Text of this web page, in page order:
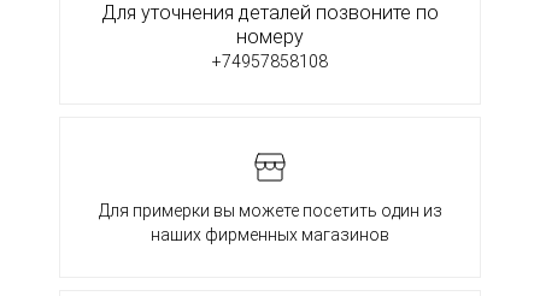
Для уточнения деталей позвоните по
номеру
+74957858108
Для примерки вы можете посетить один из
наших фирменных магазинов